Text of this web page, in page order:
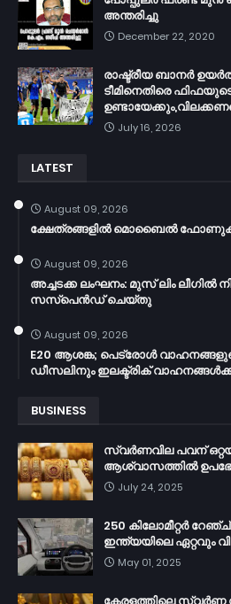
അന്തരിച്ചു
December 22, 2020
രാഷ്ട്രീയ ബാനർ
ടീമിനെതിരെ
July 16, 2026
LATEST
August 09, 2026
ക്ഷേത്രങ്ങളില്‍ മൊബൈല്‍ ഫോണുകള്‍
August 09, 2026
അച്ചടക്ക ലംഘനം: മുസ് ലിം ലീഗില്‍
സസ്പെന്‍ഡ് ചെയ്തു
August 09, 2026
E20 ആശങ്ക; പെട്രോൾ
ഡീസലിനും ഇലക്ട്രിക് വാഹനങ്ങൾക്കും
BUSINESS
സ്വർണവില പവന്
ആശ്വാസത്തിൽ
July 24, 2025
250 കിലോമീറ്റർ
ഇന്ത്യയിലെ ഏറ്റവും
May 01, 2025